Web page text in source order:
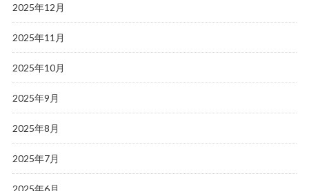
2025年12月
2025年11月
2025年10月
2025年9月
2025年8月
2025年7月
2025年6月